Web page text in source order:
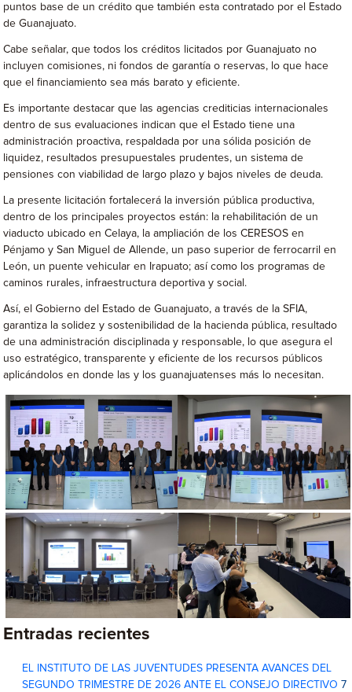
puntos base de un crédito que también esta contratado por el Estado
de Guanajuato.
Cabe señalar, que todos los créditos licitados por Guanajuato no
incluyen comisiones, ni fondos de garantía o reservas, lo que hace
que el financiamiento sea más barato y eficiente.
Es importante destacar que las agencias crediticias internacionales
dentro de sus evaluaciones indican que el Estado tiene una
administración proactiva, respaldada por una sólida posición de
liquidez, resultados presupuestales prudentes, un sistema de
pensiones con viabilidad de largo plazo y bajos niveles de deuda.
La presente licitación fortalecerá la inversión pública productiva,
dentro de los principales proyectos están: la rehabilitación de un
viaducto ubicado en Celaya, la ampliación de los CERESOS en
Pénjamo y San Miguel de Allende, un paso superior de ferrocarril en
León, un puente vehicular en Irapuato; así como los programas de
caminos rurales, infraestructura deportiva y social.
Así, el Gobierno del Estado de Guanajuato, a través de la SFIA,
garantiza la solidez y sostenibilidad de la hacienda pública, resultado
de una administración disciplinada y responsable, lo que asegura el
uso estratégico, transparente y eficiente de los recursos públicos
aplicándolos en donde las y los guanajuatenses más lo necesitan.
Entradas recientes
EL INSTITUTO DE LAS JUVENTUDES PRESENTA AVANCES DEL
SEGUNDO TRIMESTRE DE 2026 ANTE EL CONSEJO DIRECTIVO 7